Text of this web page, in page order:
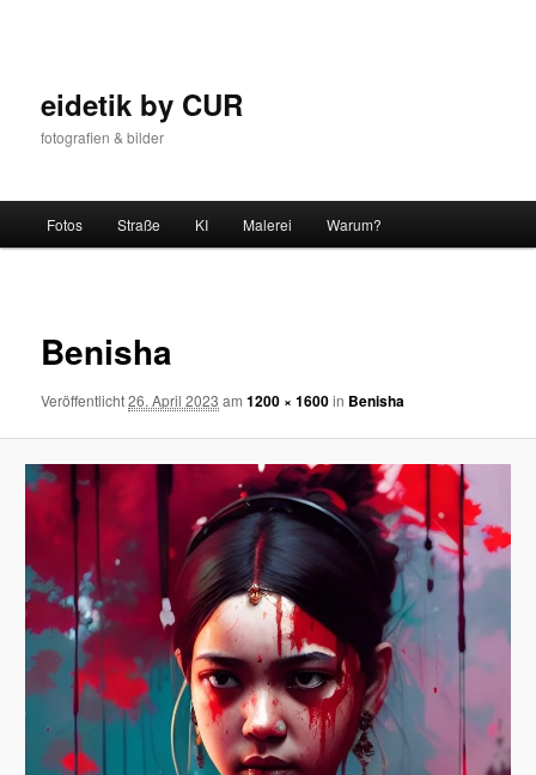
eidetik by CUR
fotografien & bilder
Fotos Straße KI Malerei Warum?
Benisha
Veröffentlicht26. April 2023 am1200 × 1600in Benisha